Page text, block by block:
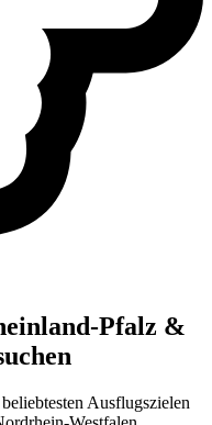
Pfalz &
Ausflugszielen